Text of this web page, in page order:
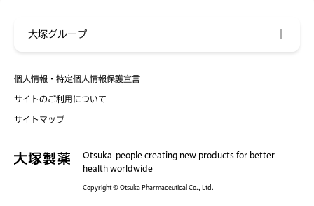
個人情報・特定個人情報保護宣言
サイトのご利用について
サイトマップ
大塚グループ
Otsuka-people creating new products for better
health worldwide
Copyright © Otsuka Pharmaceutical Co., Ltd.